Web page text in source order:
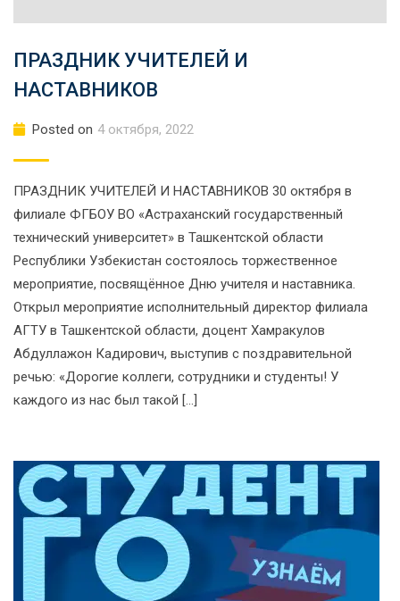
ПРАЗДНИК УЧИТЕЛЕЙ И
НАСТАВНИКОВ
Posted on 4 октября, 2022
ПРАЗДНИК УЧИТЕЛЕЙ И НАСТАВНИКОВ 30 октября в
филиале ФГБОУ ВО «Астраханский государственный
технический университет» в Ташкентской области
Республики Узбекистан состоялось торжественное
мероприятие, посвящённое Дню учителя и наставника.
Открыл мероприятие исполнительный директор филиала
АГТУ в Ташкентской области, доцент Хамракулов
Абдуллажон Кадирович, выступив с поздравительной
речью: «Дорогие коллеги, сотрудники и студенты! У
каждого из нас был такой […]